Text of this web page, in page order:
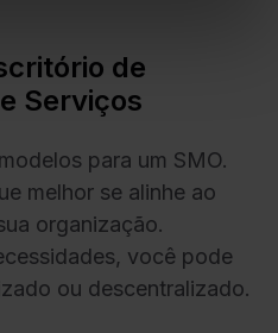
de
Serviços
para um SMO.
melhor se alinhe ao
organização.
você pode
ou descentralizado.